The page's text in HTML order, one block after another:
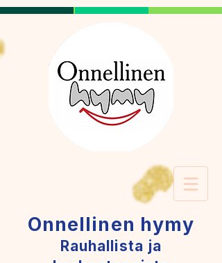
Onnellinen hymy
Rauhallista ja